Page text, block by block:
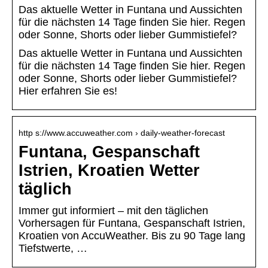
Das aktuelle Wetter in Funtana und Aussichten
für die nächsten 14 Tage finden Sie hier. Regen
oder Sonne, Shorts oder lieber Gummistiefel?
Das aktuelle Wetter in Funtana und Aussichten
für die nächsten 14 Tage finden Sie hier. Regen
oder Sonne, Shorts oder lieber Gummistiefel?
Hier erfahren Sie es!
http s://www.accuweather.com › daily-weather-forecast
Funtana, Gespanschaft
Istrien, Kroatien Wetter
täglich
Immer gut informiert – mit den täglichen
Vorhersagen für Funtana, Gespanschaft Istrien,
Kroatien von AccuWeather. Bis zu 90 Tage lang
Tiefstwerte, …